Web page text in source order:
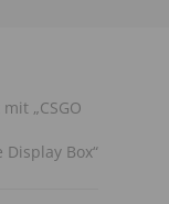
„CSGO
Display Box“